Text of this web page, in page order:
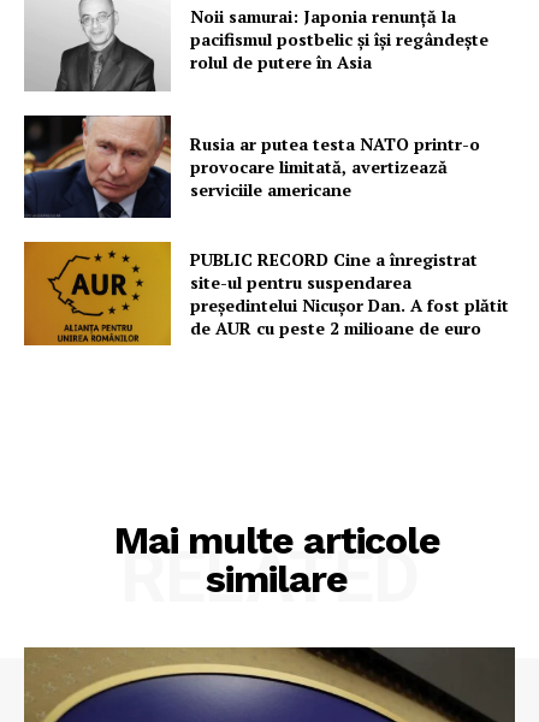
Noii samurai: Japonia renunță la
pacifismul postbelic și își regândește
rolul de putere în Asia
Rusia ar putea testa NATO printr-o
provocare limitată, avertizează
serviciile americane
PUBLIC RECORD Cine a înregistrat
site-ul pentru suspendarea
președintelui Nicușor Dan. A fost plătit
de AUR cu peste 2 milioane de euro
Mai multe articole
similare
RELATED